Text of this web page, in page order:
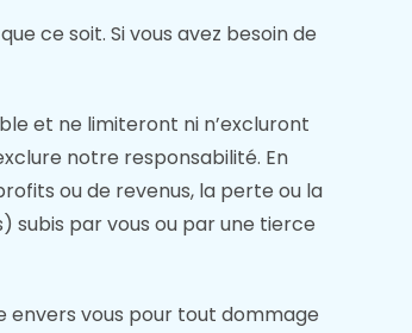
ce soit. Si vous avez besoin de
et ne limiteront ni n’excluront
notre responsabilité. En
ou de revenus, la perte ou la
subis par vous ou par une tierce
vous pour tout dommage